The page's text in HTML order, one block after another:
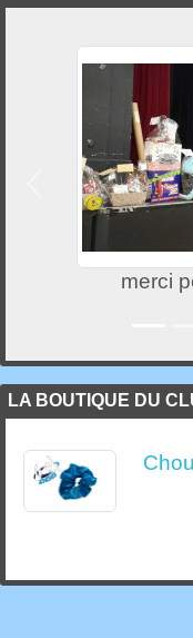
merci
Précedent
LA BOUTIQUE DU